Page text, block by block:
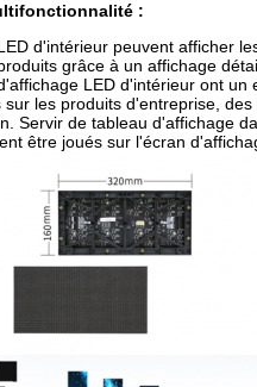
:
d'intérieur peuvent afficher
grâce à un affichage
LED d'intérieur ont
sur les produits d'entreprise,
Servir de tableau d'affichage
être joués sur l'écran